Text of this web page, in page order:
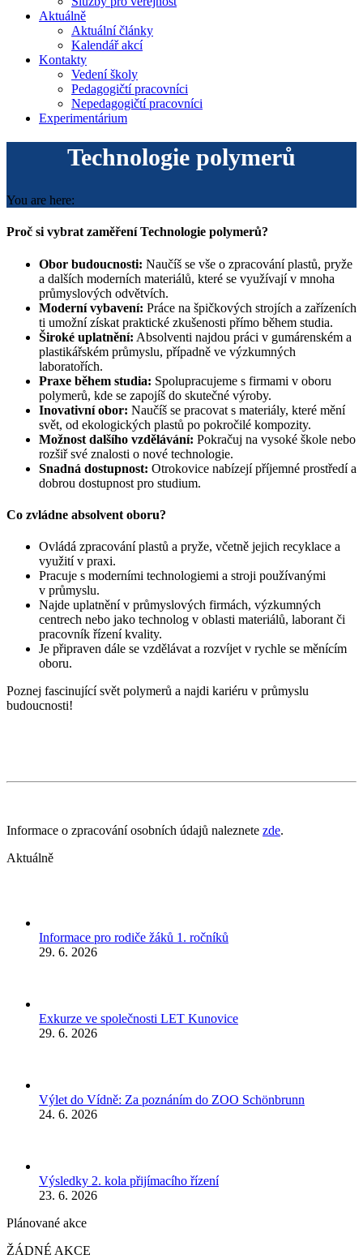
Aktuálně
Aktuální články
Kalendář akcí
Kontakty
Vedení školy
Pedagogičtí pracovníci
Nepedagogičtí pracovníci
Experimentárium
Technologie polymerů
You are here:
Proč si vybrat zaměření Technologie polymerů?
Obor budoucnosti: Naučíš se vše o zpracování plastů, pryže
a dalších moderních materiálů, které se využívají v mnoha
průmyslových odvětvích.
Moderní vybavení: Práce na špičkových strojích a zařízeních
ti umožní získat praktické zkušenosti přímo během studia.
Široké uplatnění: Absolventi najdou práci v gumárenském a
plastikářském průmyslu, případně ve výzkumných
laboratořích.
Praxe během studia: Spolupracujeme s firmami v oboru
polymerů, kde se zapojíš do skutečné výroby.
Inovativní obor: Naučíš se pracovat s materiály, které mění
svět, od ekologických plastů po pokročilé kompozity.
Možnost dalšího vzdělávání: Pokračuj na vysoké škole nebo
rozšiř své znalosti o nové technologie.
Snadná dostupnost: Otrokovice nabízejí příjemné prostředí a
dobrou dostupnost pro studium.
Co zvládne absolvent oboru?
Ovládá zpracování plastů a pryže, včetně jejich recyklace a
využití v praxi.
Pracuje s moderními technologiemi a stroji používanými
v průmyslu.
Najde uplatnění v průmyslových firmách, výzkumných
centrech nebo jako technolog v oblasti materiálů, laborant či
pracovník řízení kvality.
Je připraven dále se vzdělávat a rozvíjet v rychle se měnícím
oboru.
Poznej fascinující svět polymerů a najdi kariéru v průmyslu
budoucnosti!
Informace o zpracování osobních údajů naleznete zde.
Aktuálně
Informace pro rodiče žáků 1. ročníků
29. 6. 2026
Exkurze ve společnosti LET Kunovice
29. 6. 2026
Výlet do Vídně: Za poznáním do ZOO Schönbrunn
24. 6. 2026
Výsledky 2. kola přijímacího řízení
23. 6. 2026
Plánované akce
ŽÁDNÉ AKCE